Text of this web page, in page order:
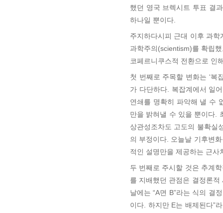
했던 영국 브렉시트 투표 결
하나일 뿐이다.
주지하다시피 근대 이후 과
과학주의(scientism)를 확립
코페르니쿠스적 전환으로 인
첫 번째로 주목할 변화는 ‘복
가 다단하다. 복잡계에서 일
연쇄를 명확히 파악해 낼 수
만을 밝혀낼 수 있을 뿐이다.
상관성조차도 고도의 불확실
의 부정이다. 오늘날 기후변
적인 설명만을 제공하는 근사
두 번째로 주시할 것은 추계
를 지배했던 관점은 결정론
날에는 “A면 B”라는 식의 결
이다. 하지만 E는 배제된다”